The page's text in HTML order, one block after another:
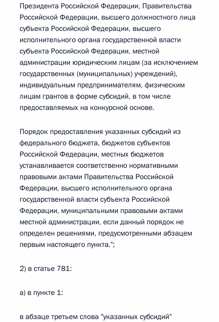
Президента Российской Федерации, Правительства
Российской Федерации, высшего должностного лица
субъекта Российской Федерации, высшего
исполнительного органа государственной власти
субъекта Российской Федерации, местной
администрации юридическим лицам (за исключением
государственных (муниципальных) учреждений),
индивидуальным предпринимателям, физическим
лицам грантов в форме субсидий, в том числе
предоставляемых на конкурсной основе.
Порядок предоставления указанных субсидий из
федерального бюджета, бюджетов субъектов
Российской Федерации, местных бюджетов
устанавливается соответственно нормативными
правовыми актами Правительства Российской
Федерации, высшего исполнительного органа
государственной власти субъекта Российской
Федерации, муниципальными правовыми актами
местной администрации, если данный порядок не
определен решениями, предусмотренными абзацем
первым настоящего пункта.";
2) в статье 781:
а) в пункте 1:
в абзаце третьем слова "указанных субсидий"